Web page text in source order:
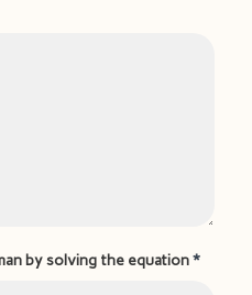
by solving the equation*